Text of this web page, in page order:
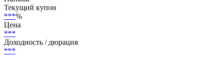
***
Страна риска
Панама
Текущий купон
***